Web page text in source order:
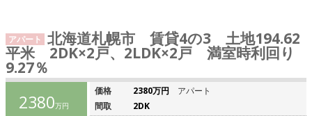
アパート 北海道札幌市 賃貸4の3 土地194.62
平米 2DK×2戸、2LDK×2戸 満室時利回り
9.27％
2380万円
価格 2380万円
アパート
間取
2DK